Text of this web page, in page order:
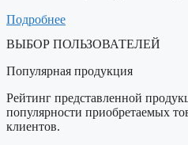
Подробнее
ВЫБОР ПОЛЬЗОВАТЕЛЕЙ
Популярная продукция
Рейтинг представленной
популярности приобретаемых
клиентов.